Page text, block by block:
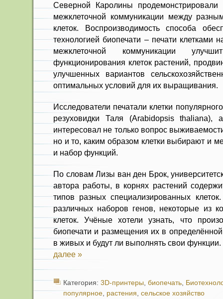
Северной Каролины продемонстрировали
межклеточной коммуникации между
клеток. Воспроизводимость способа
технологией биопечати – печати клетками
межклеточной коммуникации
функционирования клеток растений,
улучшенных вариантов
оптимальных условий для их выращивания.
Исследователи печатали клетки
резуховидки Таля (Arabidopsis thaliana),
интересовал не только вопрос
но и то, каким образом клетки выбирают и
и набор функций.
По словам Лизы ван ден Брок,
автора работы, в корнях растений
типов разных специализированных
различных наборов генов, некоторые из
клеток. Учёные хотели узнать, что
биопечати и размещения их в
в живых и будут ли выполнять свои функции.
далее »
Категория: 3D-принтеры, биопечать,
популярное, растения, сельское хозяйство